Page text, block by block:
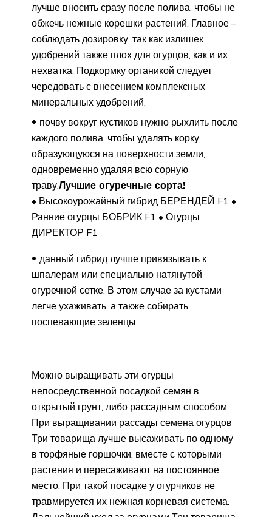
лучше вносить сразу после полива, чтобы не
обжечь нежные корешки растений. Главное –
соблюдать дозировку, так как излишек
удобрений также плох для огурцов, как и их
нехватка. Подкормку органикой следует
чередовать с внесением комплексных
минеральных удобрений;
почву вокруг кустиков нужно рыхлить после
каждого полива, чтобы удалять корку,
образующуюся на поверхности земли,
одновременно удаляя всю сорную
траву;Лучшие огуречные сорта!
• Высокоурожайный гибрид БЕРЕНДЕЙ F1 •
Ранние огурцы БОБРИК F1 • Огурцы
ДИРЕКТОР F1
данный гибрид лучше привязывать к
шпалерам или специально натянутой
огуречной сетке. В этом случае за кустами
легче ухаживать, а также собирать
поспевающие зеленцы.
Можно выращивать эти огурцы
непосредственной посадкой семян в
открытый грунт, либо рассадным способом.
При выращивании рассады семена огурцов
Три товарища лучше высаживать по одному
в торфяные горшочки, вместе с которыми
растения и пересаживают на постоянное
место. При такой посадке у огурчиков не
травмируется их нежная корневая система.